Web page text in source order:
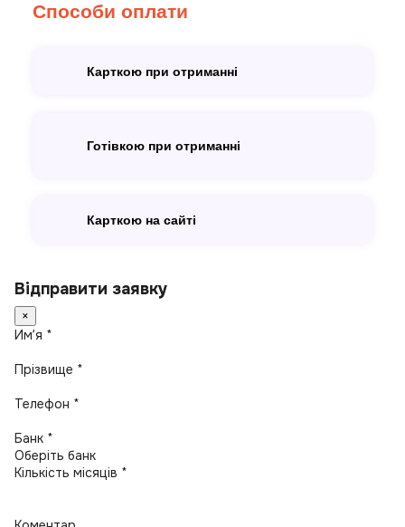
Способи оплати
Карткою при отриманні
Готівкою при отриманні
Карткою на сайті
Відправити заявку
×
Имʼя *
Прізвище *
Телефон *
Банк *
Кількість місяців *